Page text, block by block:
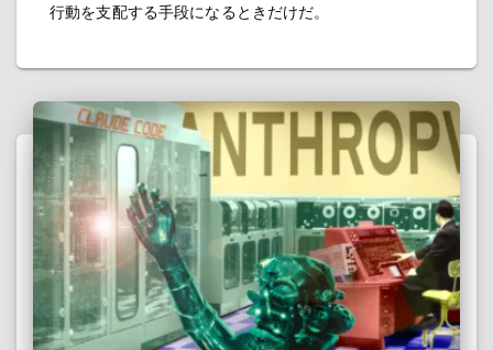
行動を支配する手段になるときだけだ。